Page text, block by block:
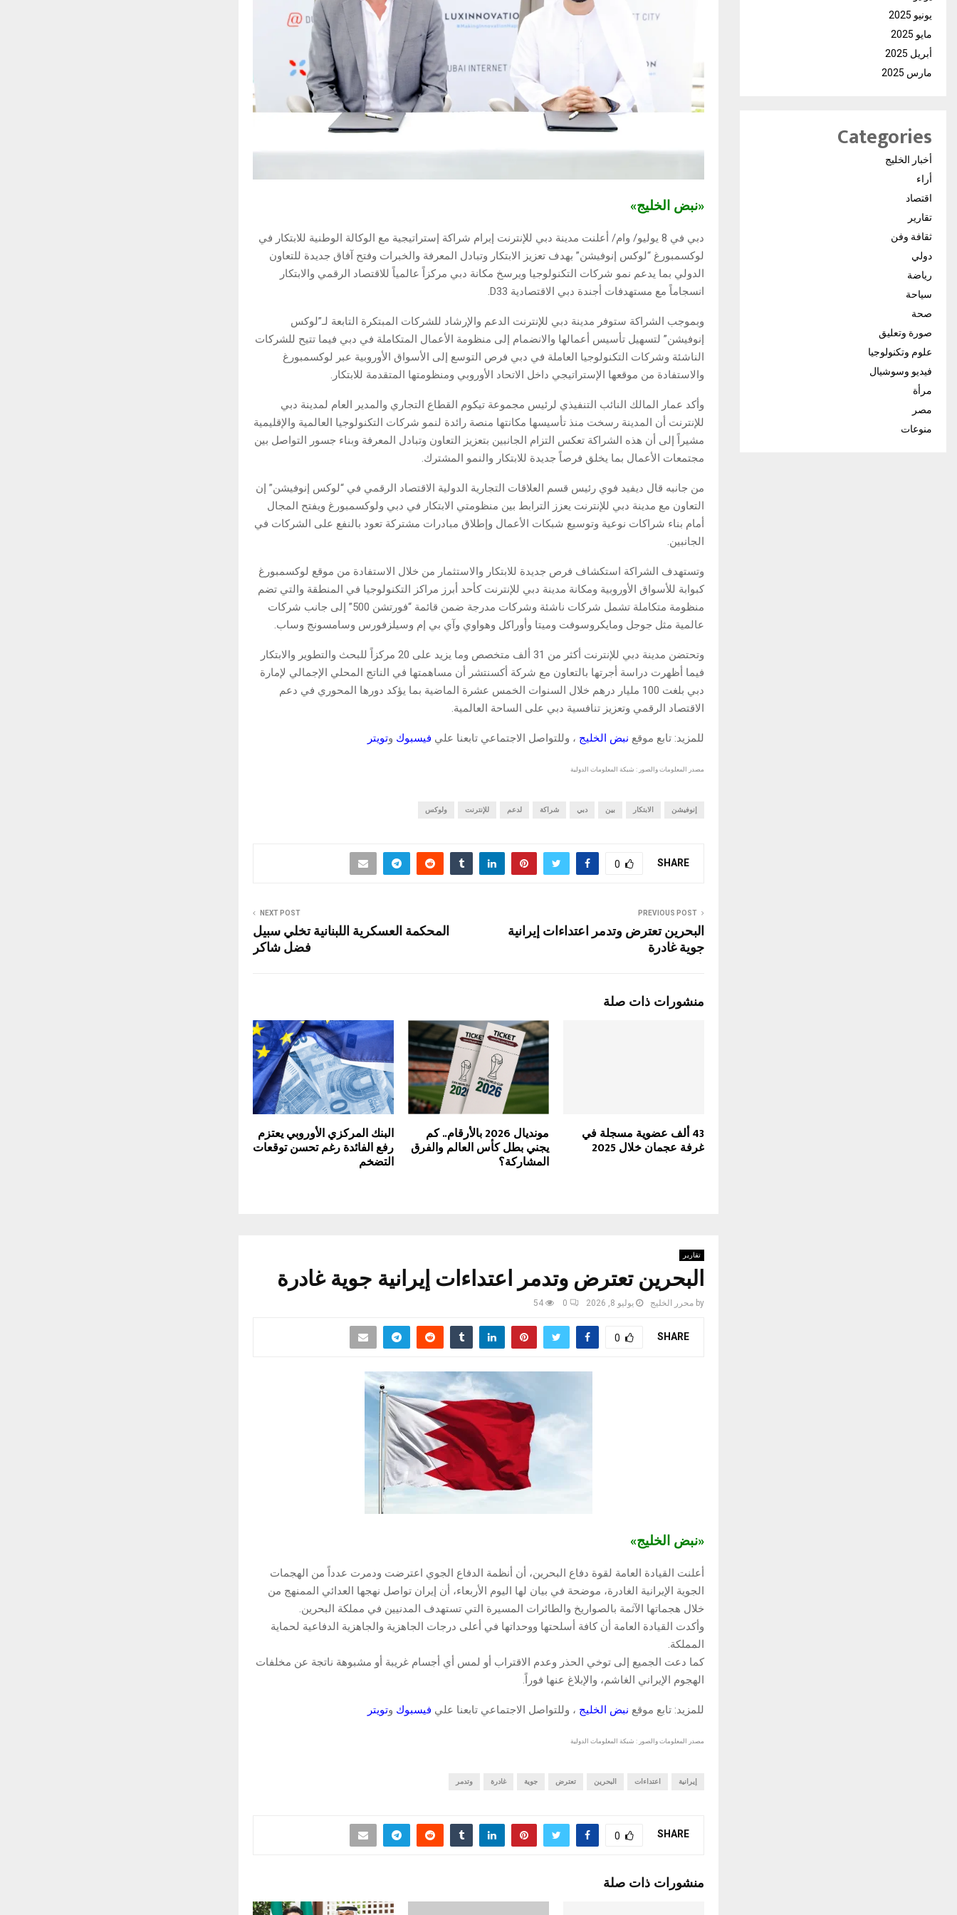
«نبض الخليج»
دبي في 8 يوليو/ وام/ أعلنت مدينة دبي للإنترنت إبرام شراكة إستراتيجية مع الوكالة الوطنية للابتكار في
لوكسمبورغ “لوكس إنوفيشن” بهدف تعزيز الابتكار وتبادل المعرفة والخبرات وفتح آفاق جديدة للتعاون
الدولي بما يدعم نمو شركات التكنولوجيا ويرسخ مكانة دبي مركزاً عالمياً للاقتصاد الرقمي والابتكار
انسجاماً مع مستهدفات أجندة دبي الاقتصادية D33.
وبموجب الشراكة ستوفر مدينة دبي للإنترنت الدعم والإرشاد للشركات المبتكرة التابعة لـ”لوكس
إنوفيشن” لتسهيل تأسيس أعمالها والانضمام إلى منظومة الأعمال المتكاملة في دبي فيما تتيح للشركات
الناشئة وشركات التكنولوجيا العاملة في دبي فرص التوسع إلى الأسواق الأوروبية عبر لوكسمبورغ
والاستفادة من موقعها الإستراتيجي داخل الاتحاد الأوروبي ومنظومتها المتقدمة للابتكار.
وأكد عمار المالك النائب التنفيذي لرئيس مجموعة تيكوم القطاع التجاري والمدير العام لمدينة دبي
للإنترنت أن المدينة رسخت منذ تأسيسها مكانتها منصة رائدة لنمو شركات التكنولوجيا العالمية والإقليمية
مشيراً إلى أن هذه الشراكة تعكس التزام الجانبين بتعزيز التعاون وتبادل المعرفة وبناء جسور التواصل بين
مجتمعات الأعمال بما يخلق فرصاً جديدة للابتكار والنمو المشترك.
من جانبه قال ديفيد فوي رئيس قسم العلاقات التجارية الدولية الاقتصاد الرقمي في “لوكس إنوفيشن” إن
التعاون مع مدينة دبي للإنترنت يعزز الترابط بين منظومتي الابتكار في دبي ولوكسمبورغ ويفتح المجال
أمام بناء شراكات نوعية وتوسيع شبكات الأعمال وإطلاق مبادرات مشتركة تعود بالنفع على الشركات في
الجانبين.
وتستهدف الشراكة استكشاف فرص جديدة للابتكار والاستثمار من خلال الاستفادة من موقع لوكسمبورغ
كبوابة للأسواق الأوروبية ومكانة مدينة دبي للإنترنت كأحد أبرز مراكز التكنولوجيا في المنطقة والتي تضم
منظومة متكاملة تشمل شركات ناشئة وشركات مدرجة ضمن قائمة “فورتشن 500” إلى جانب شركات
عالمية مثل جوجل ومايكروسوفت وميتا وأوراكل وهواوي وآي بي إم وسيلزفورس وسامسونج وساب.
وتحتضن مدينة دبي للإنترنت أكثر من 31 ألف متخصص وما يزيد على 20 مركزاً للبحث والتطوير والابتكار
فيما أظهرت دراسة أجرتها بالتعاون مع شركة أكسنتشر أن مساهمتها في الناتج المحلي الإجمالي لإمارة
دبي بلغت 100 مليار درهم خلال السنوات الخمس عشرة الماضية بما يؤكد دورها المحوري في دعم
الاقتصاد الرقمي وتعزيز تنافسية دبي على الساحة العالمية.
للمزيد: تابع موقع نبض الخليج ، وللتواصل الاجتماعي تابعنا علي فيسبوك وتويتر
مصدر المعلومات والصور : شبكة المعلومات الدولية
إنوفيشن الابتكار بين دبي شراكة لدعم للإنترنت ولوكس
SHARE
0
PREVIOUS POST
البحرين تعترض وتدمر اعتداءات إيرانية
جوية غادرة
NEXT POST
المحكمة العسكرية اللبنانية تخلي سبيل
فضل شاكر
منشورات ذات صلة
43 ألف عضوية مسجلة في
غرفة عجمان خلال 2025
مونديال 2026 بالأرقام.. كم
يجني بطل كأس العالم والفرق
المشاركة؟
البنك المركزي الأوروبي يعتزم
رفع الفائدة رغم تحسن توقعات
التضخم
تقارير
البحرين تعترض وتدمر اعتداءات إيرانية جوية غادرة
by محرر الخليج يوليو 8, 2026 0
54
SHARE
0
«نبض الخليج»
أعلنت القيادة العامة لقوة دفاع البحرين، أن أنظمة الدفاع الجوي اعترضت ودمرت عدداً من الهجمات
الجوية الإيرانية الغادرة، موضحة في بيان لها اليوم الأربعاء، أن إيران تواصل نهجها العدائي الممنهج من
خلال هجماتها الآثمة بالصواريخ والطائرات المسيرة التي تستهدف المدنيين في مملكة البحرين.
وأكدت القيادة العامة أن كافة أسلحتها ووحداتها في أعلى درجات الجاهزية والجاهزية الدفاعية لحماية
المملكة.
كما دعت الجميع إلى توخي الحذر وعدم الاقتراب أو لمس أي أجسام غريبة أو مشبوهة ناتجة عن مخلفات
الهجوم الإيراني الغاشم، والإبلاغ عنها فوراً.
للمزيد: تابع موقع نبض الخليج ، وللتواصل الاجتماعي تابعنا علي فيسبوك وتويتر
مصدر المعلومات والصور : شبكة المعلومات الدولية
إيرانية اعتداءات البحرين تعترض جوية غادرة وتدمر
SHARE
0
منشورات ذات صلة
يونيو 2025
مايو 2025
أبريل 2025
مارس 2025
Categories
أخبار الخليج
أراء
اقتصاد
تقارير
ثقافة وفن
دولي
رياضة
سياحة
صحة
صورة وتعليق
علوم وتكنولوجيا
فيديو وسوشيال
مرأة
مصر
منوعات